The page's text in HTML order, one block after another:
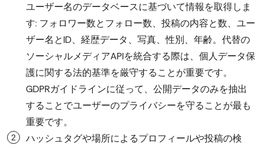
ユーザー名のデータベースに基づいて情報を取得しま
す: フォロワー数とフォロー数、投稿の内容と数、ユー
ザー名とID、経歴データ、写真、性別、年齢。代替の
ソーシャルメディアAPIを統合する際は、個人データ保
護に関する法的基準を厳守することが重要です。
GDPRガイドラインに従って、公開データのみを抽出
することでユーザーのプライバシーを守ることが最も
重要です。
ハッシュタグや場所によるプロフィールや投稿の検